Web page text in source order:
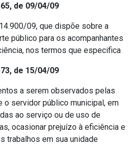
de 09/04/09
09, que dispõe sobre a
público para os acompanhantes
nos termos que especifica
de 15/04/09
a serem observados pelas
o servidor público municipal, em
ao serviço ou de uso de
ocasionar prejuízo à eficiência e
trabalhos em sua unidade